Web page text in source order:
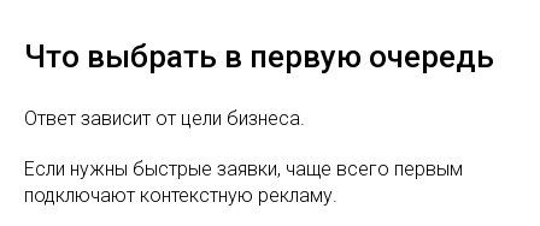
Что выбрать в первую очередь
Ответ зависит от цели бизнеса.
Если нужны быстрые заявки, чаще всего первым
подключают контекстную рекламу.